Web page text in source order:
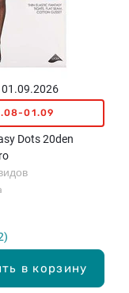
в корзину
01.09
Dots 20den